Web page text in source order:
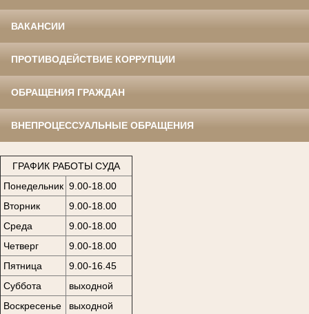
ВАКАНСИИ
ПРОТИВОДЕЙСТВИЕ КОРРУПЦИИ
ОБРАЩЕНИЯ ГРАЖДАН
ВНЕПРОЦЕССУАЛЬНЫЕ ОБРАЩЕНИЯ
ГРАФИК РАБОТЫ СУДА
Понедельник 9.00-18.00
Вторник
9.00-18.00
Среда
9.00-18.00
Четверг
9.00-18.00
Пятница
9.00-16.45
Суббота
выходной
Воскресенье
выходной